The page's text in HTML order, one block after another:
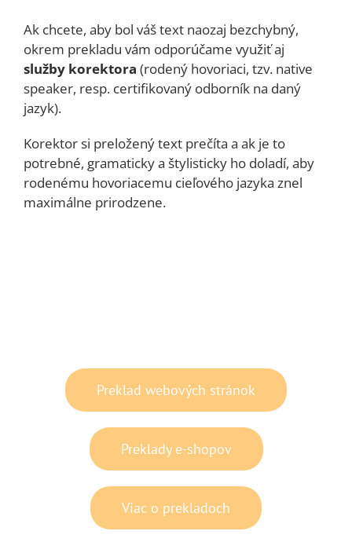
Ak chcete, aby bol váš text naozaj bezchybný,
okrem prekladu vám odporúčame využiť aj
služby korektora (rodený hovoriaci, tzv. native
speaker, resp. certifikovaný odborník na daný
jazyk).
Korektor si preložený text prečíta a ak je to
potrebné, gramaticky a štylisticky ho doladí, aby
rodenému hovoriacemu cieľového jazyka znel
maximálne prirodzene.
Preklad webových stránok
Preklady e-shopov
Viac o prekladoch